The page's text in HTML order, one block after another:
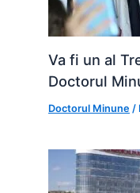
Va fi un al
Doctorul
Doctorul Minune /